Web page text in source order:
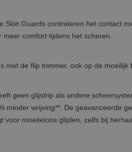
Skin Guards controleren het contact
meer comfort tijdens het scheren.
met de flip trimmer, ook op de
geen glijstrip als andere
minder wrijving**. De geavanceerde
voor moeiteloos glijden, zelfs bij